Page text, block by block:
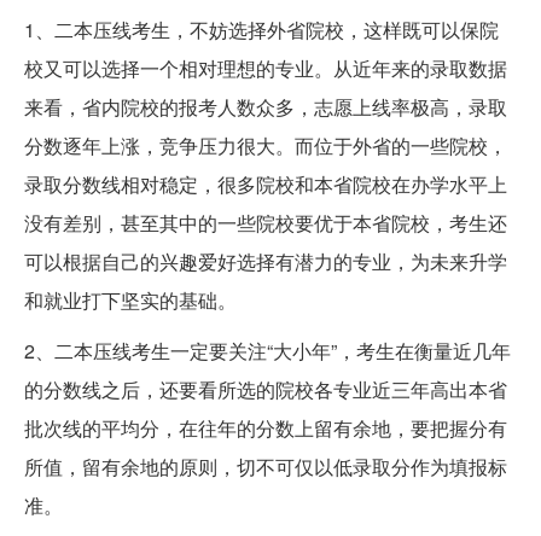
1、二本压线考生，不妨选择外省院校，这样既可以保院
校又可以选择一个相对理想的专业。从近年来的录取数据
来看，省内院校的报考人数众多，志愿上线率极高，录取
分数逐年上涨，竞争压力很大。而位于外省的一些院校，
录取分数线相对稳定，很多院校和本省院校在办学水平上
没有差别，甚至其中的一些院校要优于本省院校，考生还
可以根据自己的兴趣爱好选择有潜力的专业，为未来升学
和就业打下坚实的基础。
2、二本压线考生一定要关注“大小年”，考生在衡量近几年
的分数线之后，还要看所选的院校各专业近三年高出本省
批次线的平均分，在往年的分数上留有余地，要把握分有
所值，留有余地的原则，切不可仅以低录取分作为填报标
准。